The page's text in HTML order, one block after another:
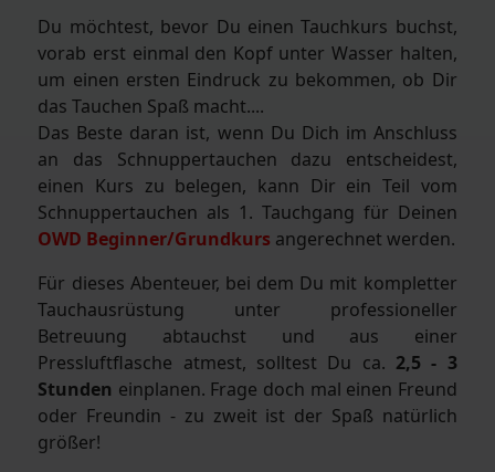
Du möchtest, bevor Du einen Tauchkurs buchst,
vorab erst einmal den Kopf unter Wasser halten,
um einen ersten Eindruck zu bekommen, ob Dir
das Tauchen Spaß macht....
Das Beste daran ist, wenn Du Dich im Anschluss
an das Schnuppertauchen dazu entscheidest,
einen Kurs zu belegen, kann Dir ein Teil vom
Schnuppertauchen als 1. Tauchgang für Deinen
OWD Beginner/Grundkurs angerechnet werden.
Für dieses Abenteuer, bei dem Du mit kompletter
Tauchausrüstung unter professioneller
Betreuung abtauchst und aus einer
Pressluftflasche atmest, solltest Du ca. 2,5 - 3
Stunden einplanen. Frage doch mal einen Freund
oder Freundin - zu zweit ist der Spaß natürlich
größer!